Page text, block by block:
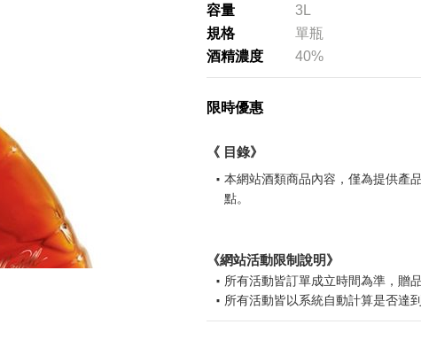
桃園國際機場(TPE)
臺北松山機場(TSA)
高雄國際機場(KHH)
容量
3L
規格
單瓶
酒精濃度
40%
限時優惠
《 目錄》
本網站酒類商品內容，僅為提供產
點。
《網站活動限制說明》
所有活動皆訂單成立時間為準，贈
所有活動皆以系統自動計算是否達
所有活動皆不可不同訂單相互累計